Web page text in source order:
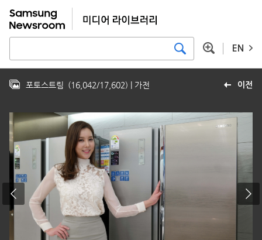
EN
이전
포토스트림 (16,042/17,602) | 가전